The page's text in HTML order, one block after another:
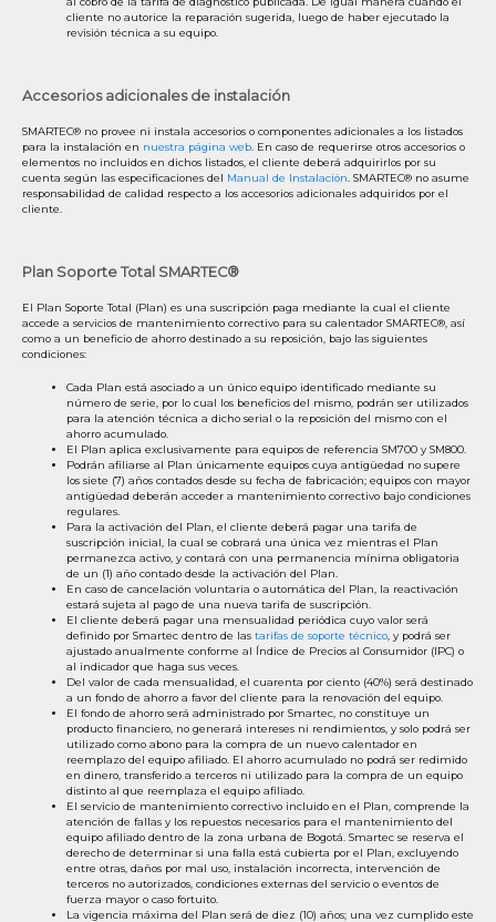
cliente no autorice la reparación sugerida, luego de haber ejecutado la
revisión técnica a su equipo.
Accesorios adicionales de instalación
SMARTEC® no provee ni instala accesorios o componentes adicionales a los listados
para la instalación en nuestra página web . En caso de requerirse otros accesorios o
elementos no incluidos en dichos listados, el cliente deberá adquirirlos por su
cuenta según las especificaciones del Manual de Instalación . SMARTEC® no asume
responsabilidad de calidad respecto a los accesorios adicionales adquiridos por el
cliente.
Plan Soporte Total SMARTEC®
El Plan Soporte Total (Plan) es una suscripción paga mediante la cual el cliente
accede a servicios de mantenimiento correctivo para su calentador SMARTEC®, así
como a un beneficio de ahorro destinado a su reposición, bajo las siguientes
condiciones:
Cada Plan está asociado a un único equipo identificado mediante su
número de serie, por lo cual los beneficios del mismo, podrán ser utilizados
para la atención técnica a dicho serial o la reposición del mismo con el
ahorro acumulado.
El Plan aplica exclusivamente para equipos de referencia SM700 y SM800.
Podrán afiliarse al Plan únicamente equipos cuya antigüedad no supere
los siete (7) años contados desde su fecha de fabricación; equipos con mayor
antigüedad deberán acceder a mantenimiento correctivo bajo condiciones
regulares.
Para la activación del Plan, el cliente deberá pagar una tarifa de
suscripción inicial, la cual se cobrará una única vez mientras el Plan
permanezca activo, y contará con una permanencia mínima obligatoria
de un (1) año contado desde la activación del Plan.
En caso de cancelación voluntaria o automática del Plan, la reactivación
estará sujeta al pago de una nueva tarifa de suscripción.
El cliente deberá pagar una mensualidad periódica cuyo valor será
definido por Smartec dentro de las tarifas de soporte técnico , y podrá ser
ajustado anualmente conforme al Índice de Precios al Consumidor (IPC) o
al indicador que haga sus veces.
Del valor de cada mensualidad, el cuarenta por ciento (40%) será destinado
a un fondo de ahorro a favor del cliente para la renovación del equipo.
El fondo de ahorro será administrado por Smartec, no constituye un
producto financiero, no generará intereses ni rendimientos, y solo podrá ser
utilizado como abono para la compra de un nuevo calentador en
reemplazo del equipo afiliado. El ahorro acumulado no podrá ser redimido
en dinero, transferido a terceros ni utilizado para la compra de un equipo
distinto al que reemplaza el equipo afiliado.
El servicio de mantenimiento correctivo incluido en el Plan, comprende la
atención de fallas y los repuestos necesarios para el mantenimiento del
equipo afiliado dentro de la zona urbana de Bogotá. Smartec se reserva el
derecho de determinar si una falla está cubierta por el Plan, excluyendo
entre otras, daños por mal uso, instalación incorrecta, intervención de
terceros no autorizados, condiciones externas del servicio o eventos de
fuerza mayor o caso fortuito.
La vigencia máxima del Plan será de diez (10) años; una vez cumplido este